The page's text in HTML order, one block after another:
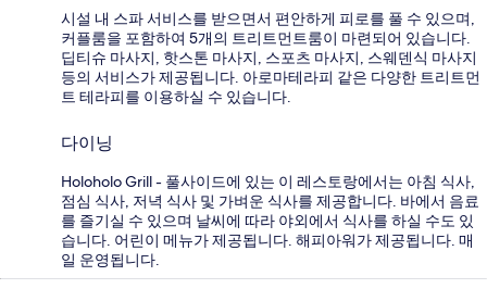
시설 내 스파 서비스를 받으면서 편안하게 피로를 풀 수 있으며,
커플룸을 포함하여 5개의 트리트먼트룸이 마련되어 있습니다.
딥티슈 마사지, 핫스톤 마사지, 스포츠 마사지, 스웨덴식 마사지
등의 서비스가 제공됩니다. 아로마테라피 같은 다양한 트리트먼
트 테라피를 이용하실 수 있습니다.
다이닝
Holoholo Grill - 풀사이드에 있는 이 레스토랑에서는 아침 식사,
점심 식사, 저녁 식사 및 가벼운 식사를 제공합니다. 바에서 음료
를 즐기실 수 있으며 날씨에 따라 야외에서 식사를 하실 수도 있
습니다. 어린이 메뉴가 제공됩니다. 해피아워가 제공됩니다. 매
일 운영됩니다.